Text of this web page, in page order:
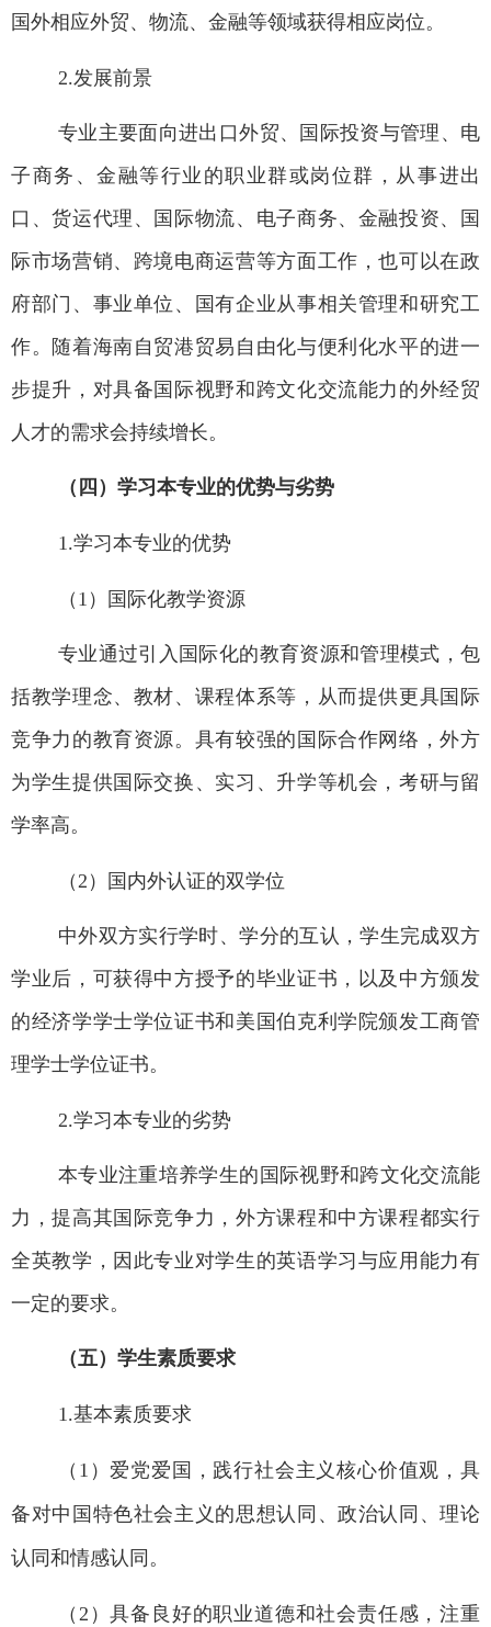
国外相应外贸、物流、金融等领域获得相应岗位。
2.发展前景
专业主要面向进出口外贸、 国际投资与管理 、 电
子商务、金融等行业的职业群或岗位群，从事进出
口 、货运代理、国际物流、电子商务、金融投资、国
际市场营销、跨境电商运营等方面工作 ，也可以在政
府部门、事业单位、国有企业从事相关管理和研究工
作。随着海南自贸港贸易自由化与便利化水平的进一
步提升 ，对具备国际视野和跨文化交流能力的外经贸
人才的需求会持续增长。
（四）学习本专业的优势与劣势
1.学习本专业的优势
（1 ） 国际化教学资源
专业通过引入国际化的教育资源和管理模式，包
括教学理念、教材、课程体系等，从而提供更具国际
竞争力的教育资源。具有较强的国际合作网络，外方
为学生提供国际交换、实习、升学等机会，考研与留
学率高。
（2 ） 国内外认证的双学位
中外双方实行学时、学分的互认，学生完成双方
学业后，可获得中方授予的毕业证书，以及中方颁发
的经济学学士学位证书和美国伯克利学院颁发工商管
理学士学位证书。
2.学习本专业的劣势
本专业注重培养学生的国际视野和跨文化交流能
力，提高其国际竞争力，外方课程和中方课程都实行
全英教学，因此专业对学生的英语学习与应用能力有
一定的要求。
（五）学生素质要求
1.基本素质要求
（1 ）爱党爱国，践行社会主义核心价值观，具
备对中国特色社会主义的思想认同、政治认同、理论
认同和情感认同。
（2 ）具备良好的职业道德和社会责任感，注重